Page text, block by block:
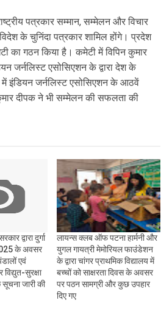
पत्रकार सम्मान, सम्मेलन और विचार
के चुनिंदा पत्रकार शामिल होंगे। प्रदेश
का गठन किया है। कमेटी में विपिन कुमार
जर्नलिस्ट एसोसिएशन के द्वारा देश के
में इंडियन जर्नलिस्ट एसोसिएशन के आठवें
दीपक ने भी सम्मेलन की सफलता की
द्वारा दुर्गा
के अवसर
एवं
सुरक्षा
जारी की
लायन्स क्लब ऑफ पटना हार्मनी और
युगल गायत्री मेमोरियल फाउंडेशन
के द्वारा चांगर प्राथमिक विद्यालय में
बच्चों को साक्षरता दिवस के अवसर
पर पठन सामग्री और कुछ उपहार
दिए गए